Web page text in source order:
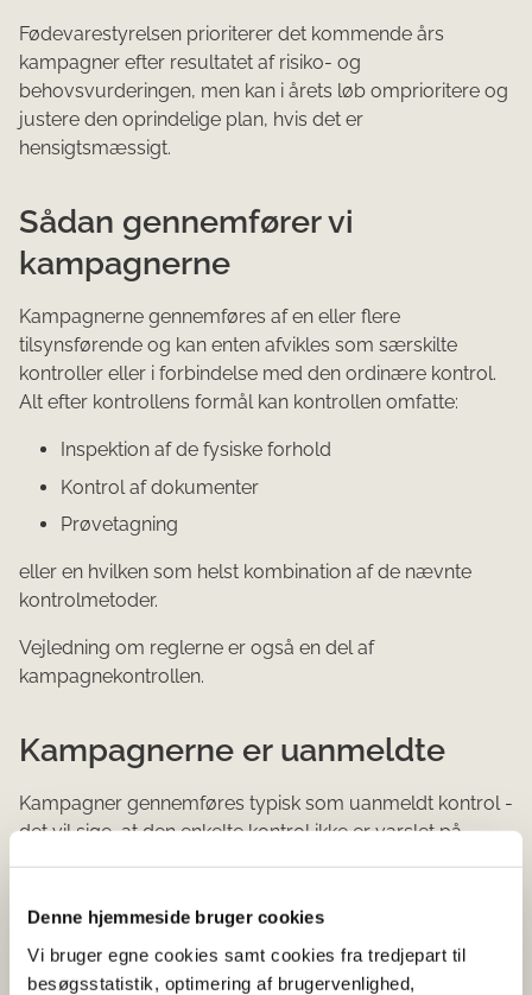
Denne hjemmeside bruger cookies
Vi bruger egne cookies samt cookies fra tredjepart til
besøgsstatistik, optimering af brugervenlighed,
Fødevarestyrelsen prioriterer det kommende års
kampagner efter resultatet af risiko- og
behovsvurderingen, men kan i årets løb omprioritere og
justere den oprindelige plan, hvis det er
hensigtsmæssigt.
Sådan gennemfører vi
kampagnerne
Kampagnerne gennemføres af en eller flere
tilsynsførende og kan enten afvikles som særskilte
kontroller eller i forbindelse med den ordinære kontrol.
Alt efter kontrollens formål kan kontrollen omfatte:
Inspektion af de fysiske forhold
Kontrol af dokumenter
Prøvetagning
eller en hvilken som helst kombination af de nævnte
kontrolmetoder.
Vejledning om reglerne er også en del af
kampagnekontrollen.
Kampagnerne er uanmeldte
Kampagner gennemføres typisk som uanmeldt kontrol -
det vil sige, at den enkelte kontrol ikke er varslet på
Tilmeld dig nyheder om kontrolkampagner